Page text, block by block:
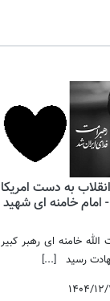
به دست امریکا
امام خامنه ای شهید
خامنه ای رهبر کبیر
رسید [...]
۱۲/۱۱